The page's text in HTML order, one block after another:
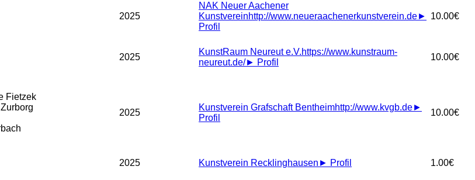
2025
NAK Neuer Aachener
Kunstvereinhttp://www.neueraachenerkunstverein.de►
Profil
10.00€
2025
KunstRaum Neureut e.V.https://www.kunstraum-
neureut.de/► Profil
10.00€
Fietzek
2025
Kunstverein Grafschaft Bentheimhttp://www.kvgb.de►
Profil
10.00€
2025 Kunstverein Recklinghausen ► Profil 1.00€